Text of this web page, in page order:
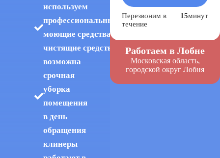
используем
профессиональные
моющие средства и
чистящие средства
возможна
срочная
уборка
помещения
в день
обращения
клинеры
Перезвоним в
течение
15минут
Работаем в Лобне
Московская область,
городской округ Лобня